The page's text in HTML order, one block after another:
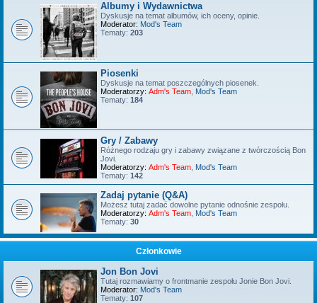
Albumy i Wydawnictwa
Dyskusje na temat albumów, ich oceny, opinie.
Moderator: Mod's Team
Tematy: 203
Piosenki
Dyskusje na temat poszczególnych piosenek.
Moderatorzy: Adm's Team Mod's Team
Tematy: 184
Gry / Zabawy
Różnego rodzaju gry i zabawy związane z twórczością Bon
Jovi.
Moderatorzy: Adm's Team Mod's Team
Tematy: 142
Zadaj pytanie (Q&A)
Możesz tutaj zadać dowolne pytanie odnośnie zespołu.
Moderatorzy: Adm's Team Mod's Team
Tematy: 30
Członkowie
Jon Bon Jovi
Tutaj rozmawiamy o frontmanie zespołu Jonie Bon Jovi.
Moderator: Mod's Team
Tematy: 107